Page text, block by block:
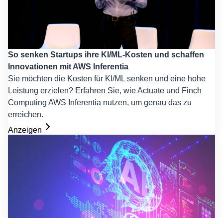
So senken Startups ihre KI/ML-Kosten und schaffen
Innovationen mit AWS Inferentia
Sie möchten die Kosten für KI/ML senken und eine hohe
Leistung erzielen? Erfahren Sie, wie Actuate und Finch
Computing AWS Inferentia nutzen, um genau das zu
erreichen.
Anzeigen